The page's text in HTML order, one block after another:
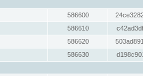
586600
586610
586620
586630